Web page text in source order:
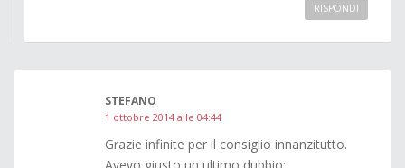
RISPONDI
STEFANO
1 ottobre 2014 alle 04:44
Grazie infinite per il consiglio innanzitutto.